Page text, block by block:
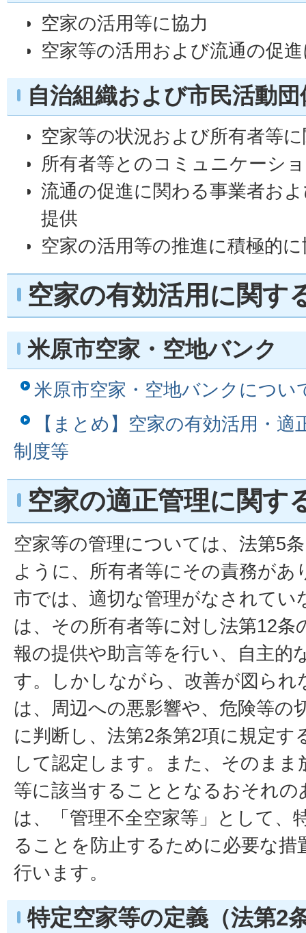
空家の活用等に協力
空家等の活用および流通の促
自治組織および市民活動団
空家等の状況および所有者等
所有者等とのコミュニケーシ
流通の促進に関わる事業者お
提供
空家の活用等の推進に積極的
空家の有効活用に関す
米原市空家・空地バンク
米原市空家・空地バンクについ
【まとめ】空家の有効活用・適
制度等
空家の適正管理に関す
空家等の管理については、法第5
ように、所有者等にその責務があ
市では、適切な管理がなされてい
は、その所有者等に対し法第12条
報の提供や助言等を行い、自主的
す。しかしながら、改善が図られ
は、周辺への悪影響や、危険等の
に判断し、法第2条第2項に規定す
して認定します。また、そのまま
等に該当することとなるおそれ
は、「管理不全空家等」として、
ることを防止するために必要な措
行います。
特定空家等の定義（法第2